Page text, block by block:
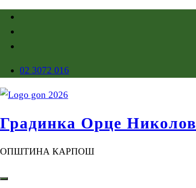
02 3072 016
Градинка Орце Николов
ОПШТИНА КАРПОШ